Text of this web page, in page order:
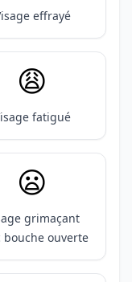
effrayé
😩
fatigué
😦
grimaçant
bouche ouverte